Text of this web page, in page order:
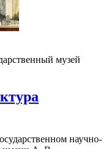
музей
научно-